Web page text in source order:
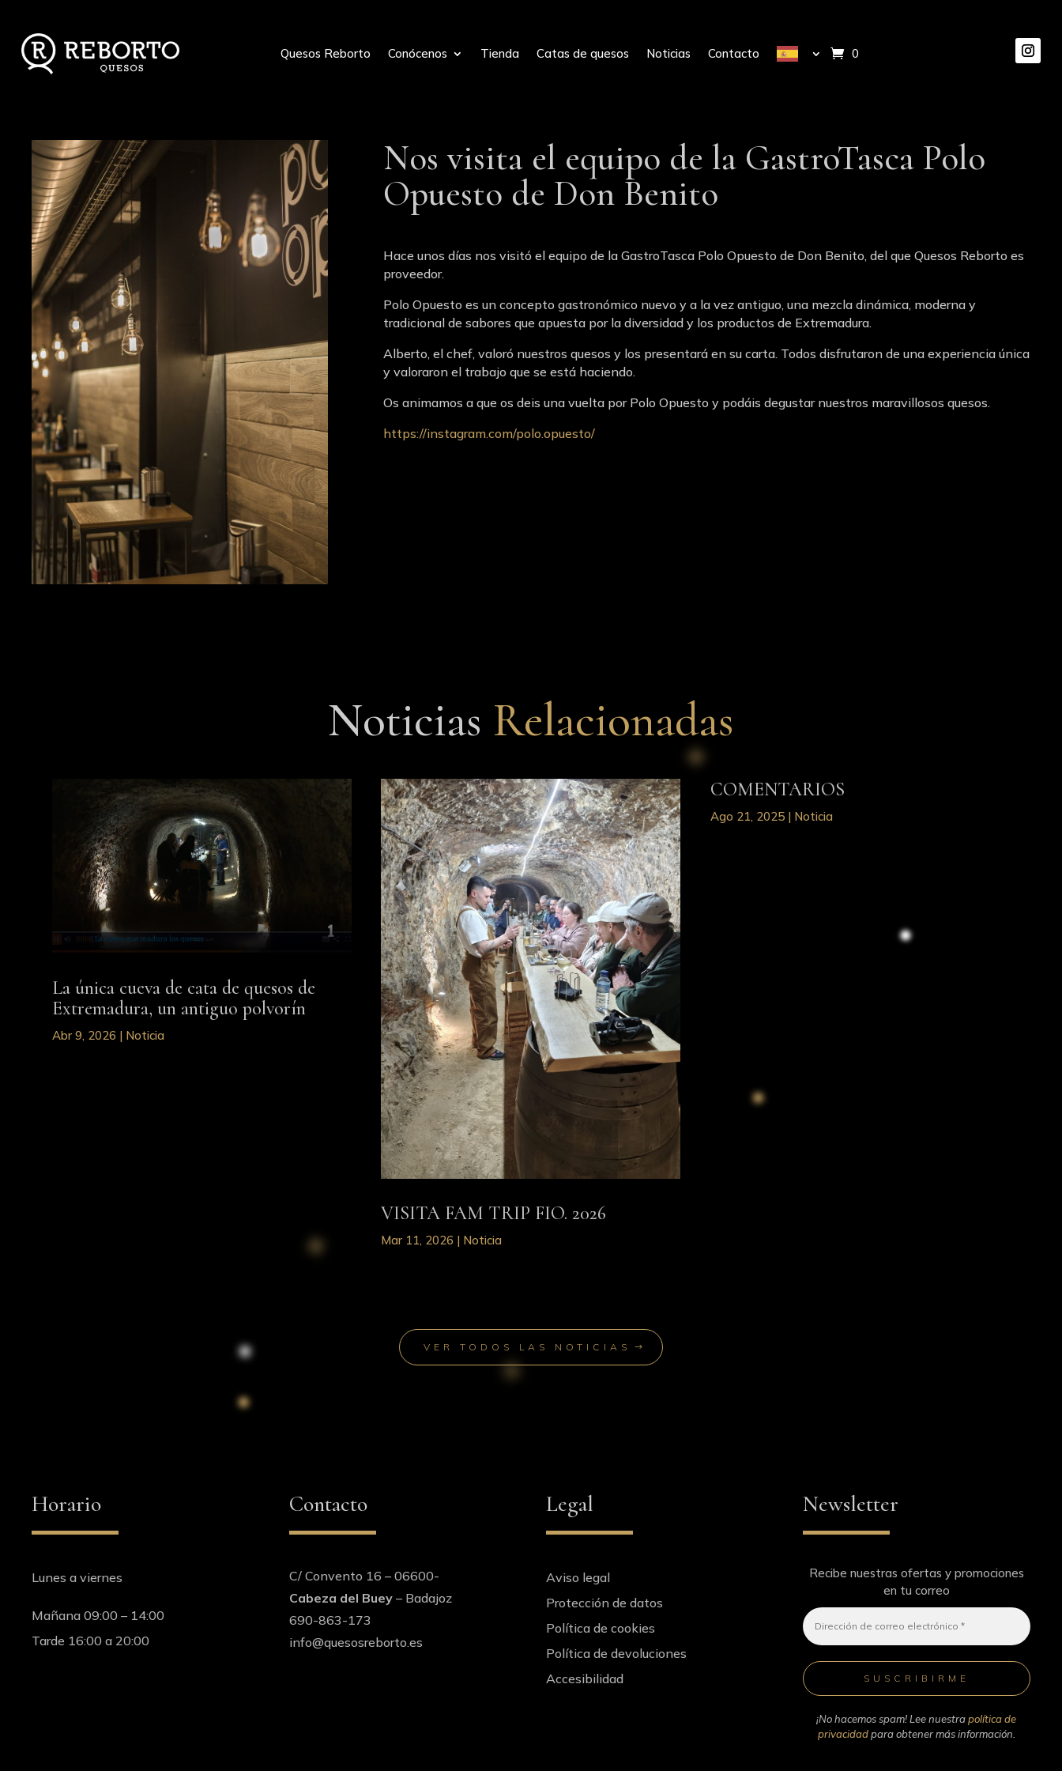
Quesos Reborto Conócenos Tienda Catas de quesos Noticias Contacto 0 elementos
Nos visita el equipo de la GastroTasca Polo
Opuesto de Don Benito
Hace unos días nos visitó el equipo de la GastroTasca Polo Opuesto de Don Benito, del que Quesos Reborto es
proveedor.
Polo Opuesto es un concepto gastronómico nuevo y a la vez antiguo, una mezcla dinámica, moderna y
tradicional de sabores que apuesta por la diversidad y los productos de Extremadura.
Alberto, el chef, valoró nuestros quesos y los presentará en su carta. Todos disfrutaron de una experiencia única
y valoraron el trabajo que se está haciendo.
Os animamos a que os deis una vuelta por Polo Opuesto y podáis degustar nuestros maravillosos quesos.
https://instagram.com/polo.opuesto/
Noticias Relacionadas
La única cueva de cata de quesos de
Extremadura, un antiguo polvorín
Abr 9, 2026 | Noticia
VISITA FAM TRIP FIO. 2026
Mar 11, 2026 | Noticia
COMENTARIOS
Ago 21, 2025 | Noticia
VER TODOS LAS NOTICIAS
Horario
Lunes a viernes
Mañana 09:00 – 14:00
Tarde 16:00 a 20:00
Contacto
C/ Convento 16 – 06600-
Cabeza del Buey– Badajoz
690-863-173
info@quesosreborto.es
Legal
Aviso legal
Protección de datos
Política de cookies
Política de devoluciones
Accesibilidad
Newsletter
Recibe nuestras ofertas y promociones
en tu correo
¡No hacemos spam! Lee nuestrapolítica de
privacidadpara obtener más información.